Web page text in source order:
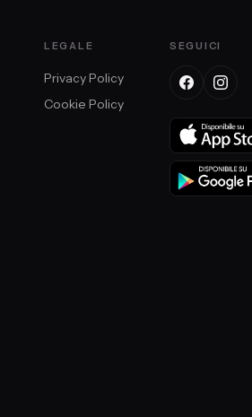
LEGALE
Privacy Policy
Cookie Policy
SEGUICI